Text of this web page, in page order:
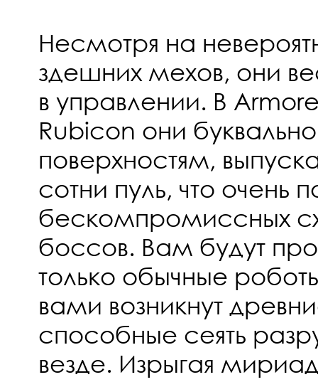
Несмотря на
здешних мехов, они
в управлении. В
Rubicon они буквально
поверхностям,
сотни пуль, что очень
бескомпромиссных
боссов. Вам будут
только обычные
вами возникнут
способные сеять
везде. Изрыгая